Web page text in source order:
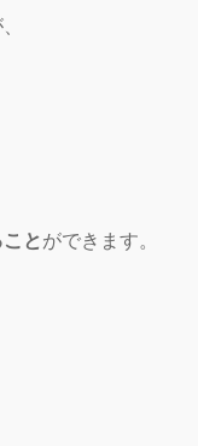
とができます。